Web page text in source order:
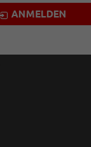
ANMELDEN